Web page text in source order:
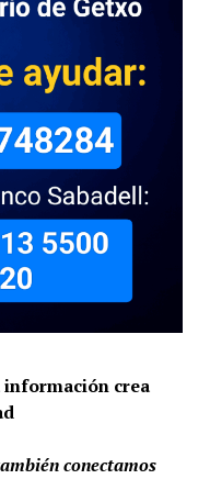
información crea
conectamos